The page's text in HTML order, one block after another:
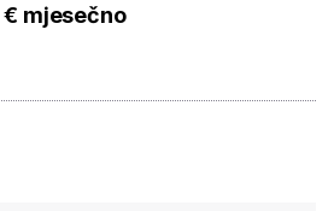
mjesečno